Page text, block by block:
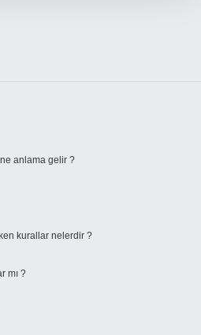
ne anlama gelir ?
kurallar nelerdir ?
mı ?